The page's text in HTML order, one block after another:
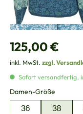
Regulärer Preis:
125,00 €
inkl. MwSt. zzgl.
Sofort versandfertig,
Damen-Größe
36 38